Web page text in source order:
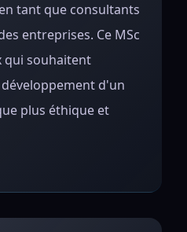
tant que consultants
entreprises. Ce MSc
qui souhaitent
d'un
plus éthique et